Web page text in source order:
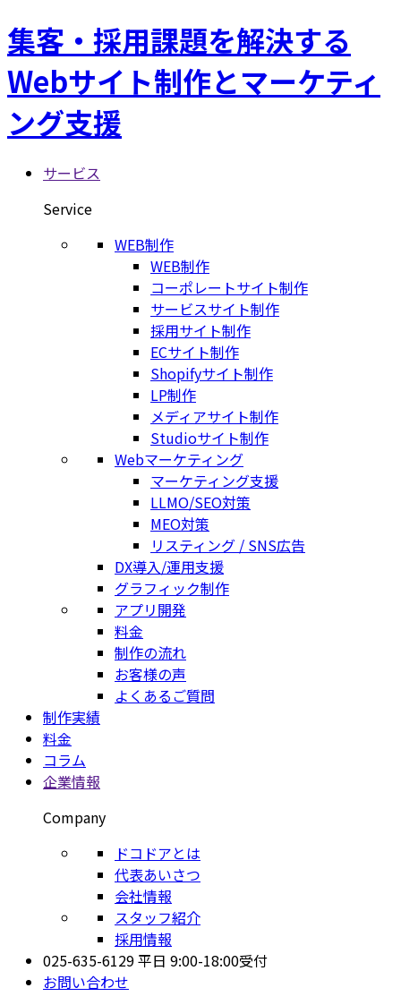
集客・採用課題を解決する
Webサイト制作とマーケティ
ング支援
サービス
Service
WEB制作
WEB制作
コーポレートサイト制作
サービスサイト制作
採用サイト制作
ECサイト制作
Shopifyサイト制作
LP制作
メディアサイト制作
Studioサイト制作
Webマーケティング
マーケティング支援
LLMO/SEO対策
MEO対策
リスティング / SNS広告
DX導入/運用支援
グラフィック制作
アプリ開発
料金
制作の流れ
お客様の声
よくあるご質問
制作実績
料金
コラム
企業情報
Company
ドコドアとは
代表あいさつ
会社情報
スタッフ紹介
採用情報
025-635-6129平日 9:00-18:00受付
お問い合わせ